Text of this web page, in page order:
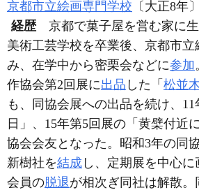
京都市立絵画専門学校 〔大正8年
経歴
京都で菓子屋を営む家に
美術工芸学校を卒業後、京都市立
み、在学中から密栗会などに参加
作協会第2回展に出品 した「 松並
も、同協会展への出品を続け、
日」、15年第5回展の「黄檗付近
協会会友となった。昭和3年の同
新樹社を結成 し、定期展を中心
会員の脱退が相次ぎ同社は解散。